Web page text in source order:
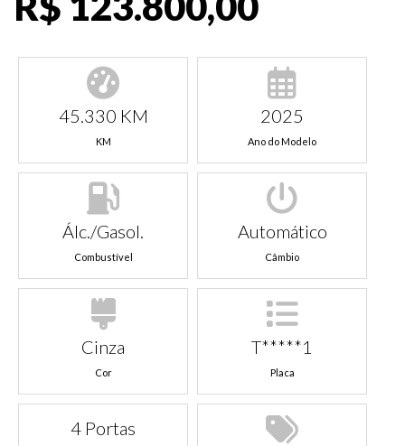
45.330 KM
KM
2025
Ano do Modelo
Álc./Gasol.
Combustível
Automático
Câmbio
Cinza
Cor
T*****1
Placa
4 Portas